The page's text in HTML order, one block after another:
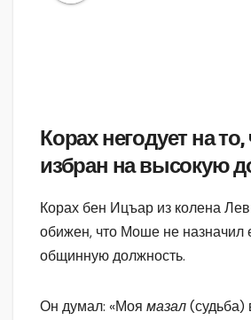
Корах негодует на
избран на высокую
Корах бен Ицъар из колена
обижен, что Моше не назначил
общинную должность.
Он думал: «Моя мазал(судьба)